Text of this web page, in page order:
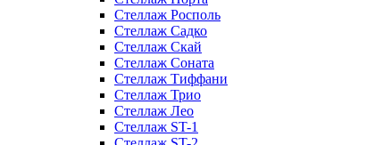
Стеллаж Росполь
Стеллаж Садко
Стеллаж Скай
Стеллаж Соната
Стеллаж Тиффани
Стеллаж Трио
Стеллаж Лео
Стеллаж ST-1